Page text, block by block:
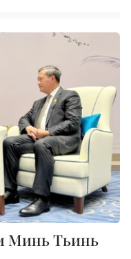
Минь Тьинь